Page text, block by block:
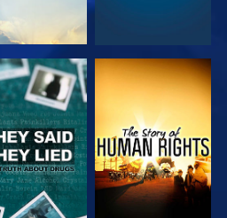
GUARDA GUARDA